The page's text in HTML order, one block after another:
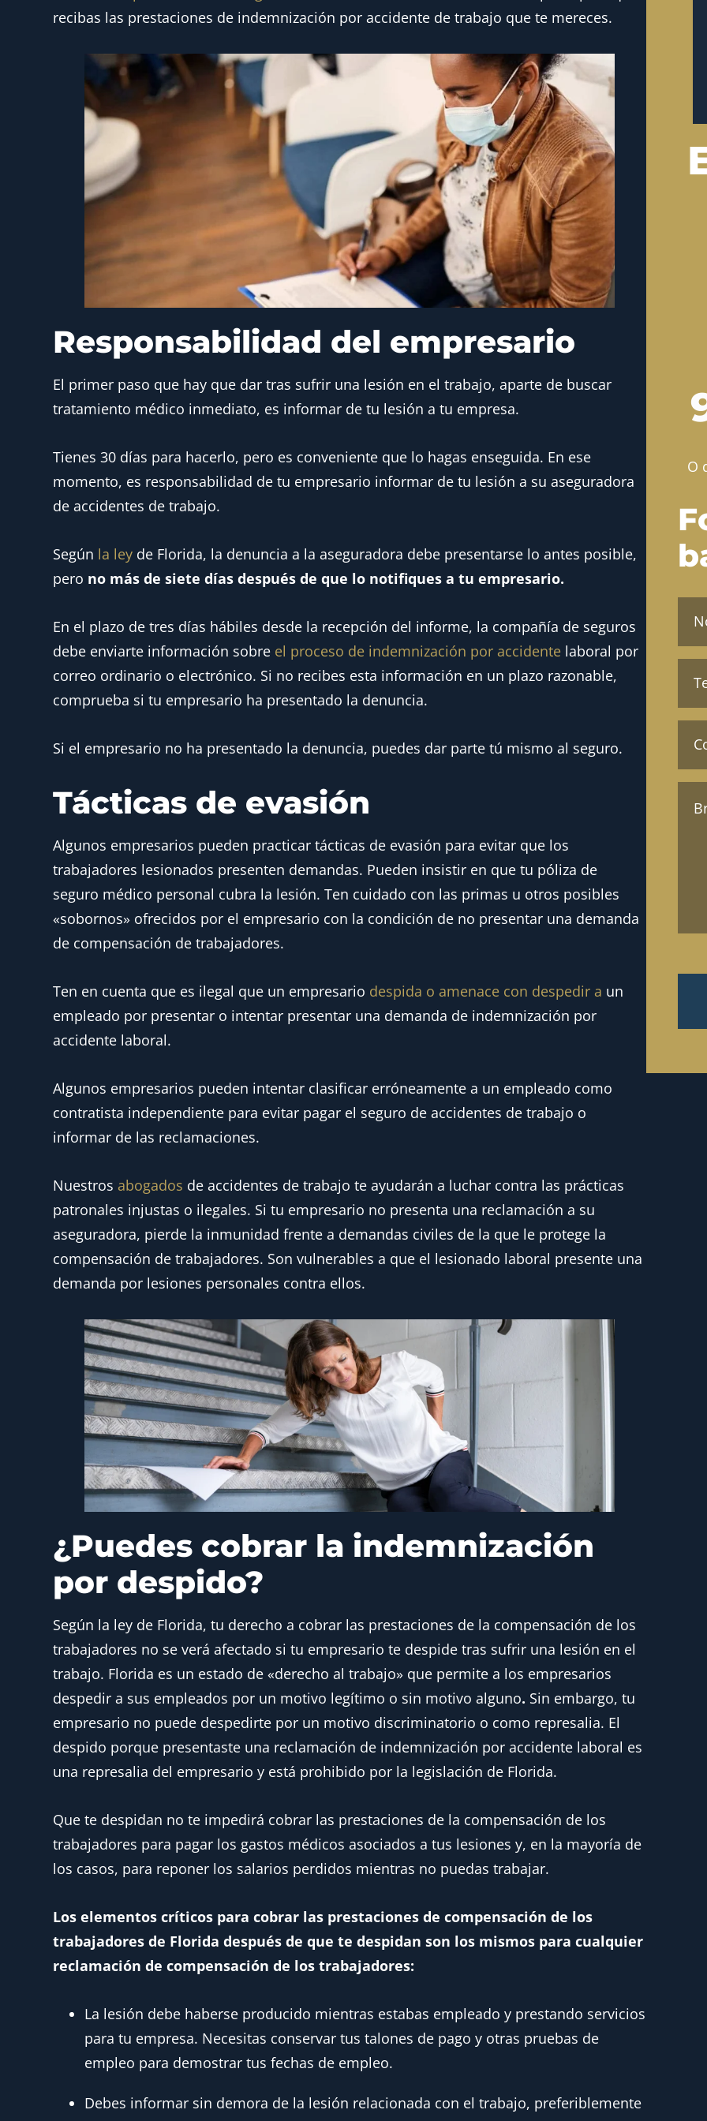
recibas las prestaciones de indemnización por accidente de trabajo que te mereces.
Responsabilidad del empresario
El primer paso que hay que dar tras sufrir una lesión en el trabajo, aparte de buscar
tratamiento médico inmediato, es informar de tu lesión a tu empresa.
Tienes 30 días para hacerlo, pero es conveniente que lo hagas enseguida. En ese
momento, es responsabilidad de tu empresario informar de tu lesión a su aseguradora
de accidentes de trabajo.
Según la ley de Florida, la denuncia a la aseguradora debe presentarse lo antes posible,
pero no más de siete días después de que lo notifiques a tu empresario.
En el plazo de tres días hábiles desde la recepción del informe, la compañía de seguros
debe enviarte información sobre el proceso de indemnización por accidente laboral por
correo ordinario o electrónico. Si no recibes esta información en un plazo razonable,
comprueba si tu empresario ha presentado la denuncia.
Si el empresario no ha presentado la denuncia, puedes dar parte tú mismo al seguro.
Tácticas de evasión
Algunos empresarios pueden practicar tácticas de evasión para evitar que los
trabajadores lesionados presenten demandas. Pueden insistir en que tu póliza de
seguro médico personal cubra la lesión. Ten cuidado con las primas u otros posibles
«sobornos» ofrecidos por el empresario con la condición de no presentar una demanda
de compensación de trabajadores.
Ten en cuenta que es ilegal que un empresario despida o amenace con despedir a un
empleado por presentar o intentar presentar una demanda de indemnización por
accidente laboral.
Algunos empresarios pueden intentar clasificar erróneamente a un empleado como
contratista independiente para evitar pagar el seguro de accidentes de trabajo o
informar de las reclamaciones.
Nuestros abogados de accidentes de trabajo te ayudarán a luchar contra las prácticas
patronales injustas o ilegales. Si tu empresario no presenta una reclamación a su
aseguradora, pierde la inmunidad frente a demandas civiles de la que le protege la
compensación de trabajadores. Son vulnerables a que el lesionado laboral presente una
demanda por lesiones personales contra ellos.
¿Puedes cobrar la indemnización
por despido?
Según la ley de Florida, tu derecho a cobrar las prestaciones de la compensación de los
trabajadores no se verá afectado si tu empresario te despide tras sufrir una lesión en el
trabajo. Florida es un estado de «derecho al trabajo» que permite a los empresarios
despedir a sus empleados por un motivo legítimo o sin motivo alguno. Sin embargo, tu
empresario no puede despedirte por un motivo discriminatorio o como represalia. El
despido porque presentaste una reclamación de indemnización por accidente laboral es
una represalia del empresario y está prohibido por la legislación de Florida.
Que te despidan no te impedirá cobrar las prestaciones de la compensación de los
trabajadores para pagar los gastos médicos asociados a tus lesiones y, en la mayoría de
los casos, para reponer los salarios perdidos mientras no puedas trabajar.
Los elementos críticos para cobrar las prestaciones de compensación de los
trabajadores de Florida después de que te despidan son los mismos para cualquier
reclamación de compensación de los trabajadores:
La lesión debe haberse producido mientras estabas empleado y prestando servicios
para tu empresa. Necesitas conservar tus talones de pago y otras pruebas de
empleo para demostrar tus fechas de empleo.
Debes informar sin demora de la lesión relacionada con el trabajo, preferiblemente
O